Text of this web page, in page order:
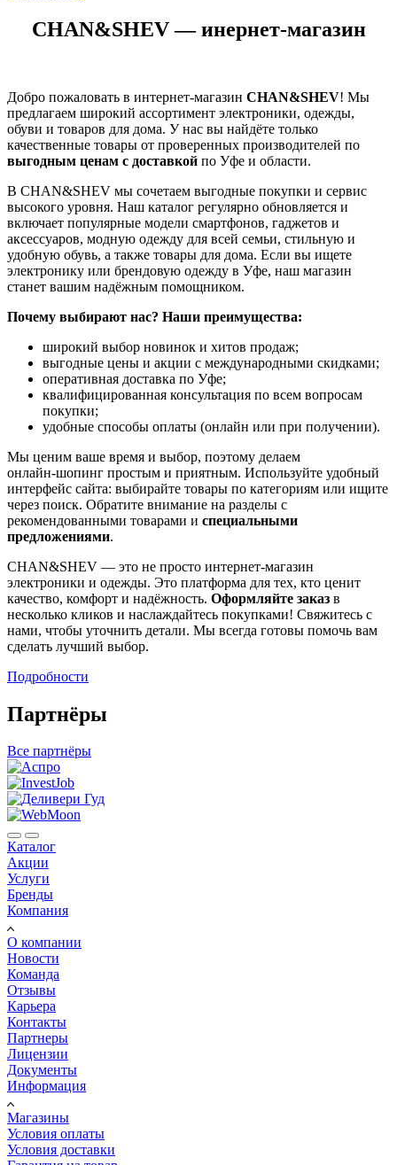
CHAN&SHEV — инернет-магазин
Добро пожаловать в интернет‑магазин CHAN&SHEV! Мы
предлагаем широкий ассортимент электроники, одежды,
обуви и товаров для дома. У нас вы найдёте только
качественные товары от проверенных производителей по
выгодным ценам с доставкой по Уфе и области.
В CHAN&SHEV мы сочетаем выгодные покупки и сервис
высокого уровня. Наш каталог регулярно обновляется и
включает популярные модели смартфонов, гаджетов и
аксессуаров, модную одежду для всей семьи, стильную и
удобную обувь, а также товары для дома. Если вы ищете
электронику или брендовую одежду в Уфе, наш магазин
станет вашим надёжным помощником.
Почему выбирают нас? Наши преимущества:
широкий выбор новинок и хитов продаж;
выгодные цены и акции с международными скидками;
оперативная доставка по Уфе;
квалифицированная консультация по всем вопросам
покупки;
удобные способы оплаты (онлайн или при получении).
Мы ценим ваше время и выбор, поэтому делаем
онлайн‑шопинг простым и приятным. Используйте удобный
интерфейс сайта: выбирайте товары по категориям или ищите
через поиск. Обратите внимание на разделы с
рекомендованными товарами и специальными
предложениями.
CHAN&SHEV — это не просто интернет‑магазин
электроники и одежды. Это платформа для тех, кто ценит
качество, комфорт и надёжность. Оформляйте заказ в
несколько кликов и наслаждайтесь покупками! Свяжитесь с
нами, чтобы уточнить детали. Мы всегда готовы помочь вам
сделать лучший выбор.
Подробности
Партнёры
Все партнёры
Каталог
Акции
Услуги
Бренды
Компания
О компании
Новости
Команда
Отзывы
Карьера
Контакты
Партнеры
Лицензии
Документы
Информация
Магазины
Условия оплаты
Условия доставки